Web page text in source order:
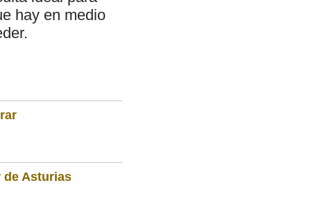
hay en medio
de Asturias